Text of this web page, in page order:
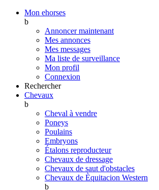
Mon ehorses
b
Annoncer maintenant
Mes annonces
Mes messages
Ma liste de surveillance
Mon profil
Connexion
Rechercher
Chevaux
b
Cheval à vendre
Poneys
Poulains
Embryons
Étalons reproducteur
Chevaux de dressage
Chevaux de saut d'obstacles
Chevaux de Èquitacion Western
b